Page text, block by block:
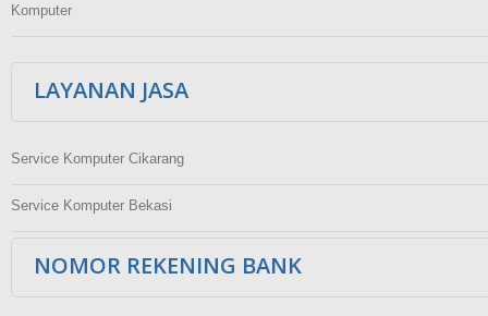
Komputer
LAYANAN JASA
Service Komputer Cikarang
Service Komputer Bekasi
NOMOR REKENING BANK